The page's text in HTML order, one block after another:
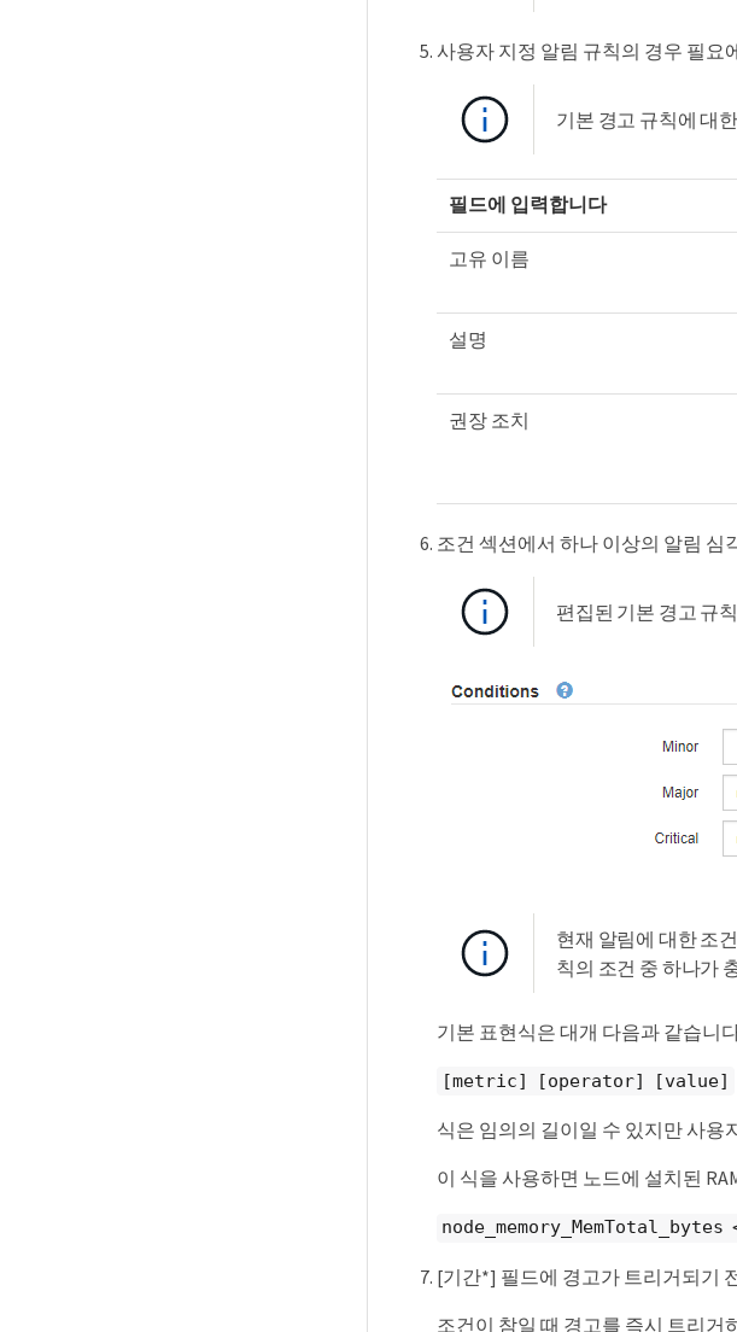
사용자 지정 알림 규칙의 경우 필요
기본 경고 규칙에 대
필드에 입력합니다
고유 이름
설명
권장 조치
조건 섹션에서 하나 이상의 알림
편집된 기본 경고 규
현재 알림에 대한 조
칙의 조건 중 하나가
기본 표현식은 대개 다음과 같습니
[metric] [operator] [value]
식은 임의의 길이일 수 있지만 사용
이 식을 사용하면 노드에 설치된
node_memory_MemTotal_bytes
[기간*] 필드에 경고가 트리거되기
조건이 참일 때 경고를 즉시 트리거